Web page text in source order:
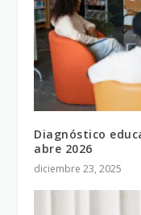
Diagnóstico
abre 2026
diciembre 23, 2025